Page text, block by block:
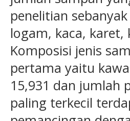
penelitian
logam, kaca, karet,
Komposisi jenis
pertama yaitu
15,931 dan jumlah
paling terkecil